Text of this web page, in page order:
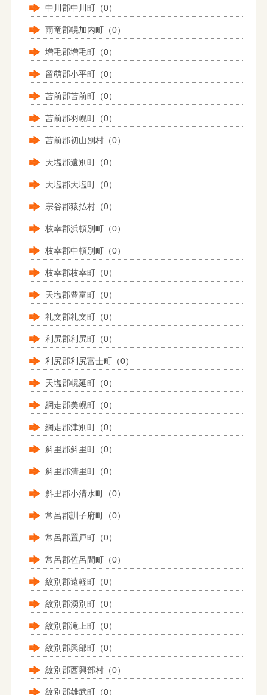
中川郡中川町（0）
雨竜郡幌加内町（0）
増毛郡増毛町（0）
留萌郡小平町（0）
苫前郡苫前町（0）
苫前郡羽幌町（0）
苫前郡初山別村（0）
天塩郡遠別町（0）
天塩郡天塩町（0）
宗谷郡猿払村（0）
枝幸郡浜頓別町（0）
枝幸郡中頓別町（0）
枝幸郡枝幸町（0）
天塩郡豊富町（0）
礼文郡礼文町（0）
利尻郡利尻町（0）
利尻郡利尻富士町（0）
天塩郡幌延町（0）
網走郡美幌町（0）
網走郡津別町（0）
斜里郡斜里町（0）
斜里郡清里町（0）
斜里郡小清水町（0）
常呂郡訓子府町（0）
常呂郡置戸町（0）
常呂郡佐呂間町（0）
紋別郡遠軽町（0）
紋別郡湧別町（0）
紋別郡滝上町（0）
紋別郡興部町（0）
紋別郡西興部村（0）
紋別郡雄武町（0）